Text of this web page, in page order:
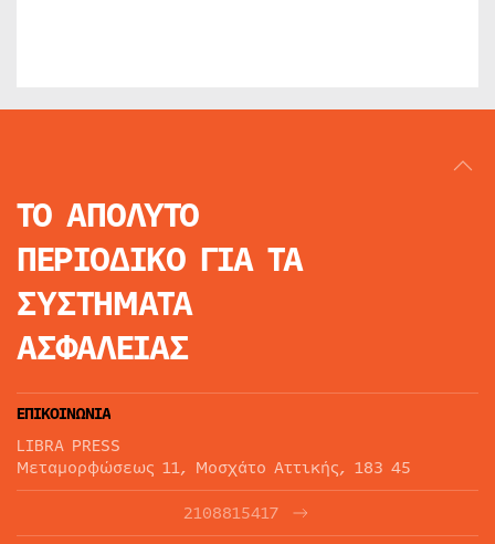
ΤΟ ΑΠΟΛΥΤΟ
ΠΕΡΙΟΔΙΚΟ ΓΙΑ ΤΑ
ΣΥΣΤΗΜΑΤΑ
ΑΣΦΑΛΕΙΑΣ
ΕΠΙΚΟΙΝΩΝΙΑ
LIBRA PRESS
Μεταμορφώσεως 11, Μοσχάτο Αττικής, 183 45
2108815417